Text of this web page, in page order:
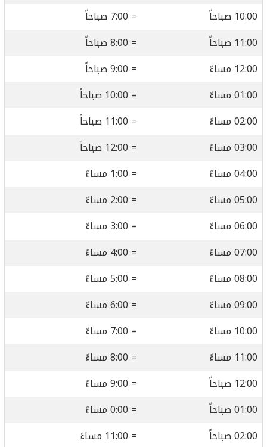
10:00 صباحاً
= 7:00 صباحاً
11:00 صباحاً
= 8:00 صباحاً
12:00 مساءً
= 9:00 صباحاً
01:00 مساءً
= 10:00 صباحاً
02:00 مساءً
= 11:00 صباحاً
03:00 مساءً
= 12:00 صباحاً
04:00 مساءً
= 1:00 مساءً
05:00 مساءً
= 2:00 مساءً
06:00 مساءً
= 3:00 مساءً
07:00 مساءً
= 4:00 مساءً
08:00 مساءً
= 5:00 مساءً
09:00 مساءً
= 6:00 مساءً
10:00 مساءً
= 7:00 مساءً
11:00 مساءً
= 8:00 مساءً
12:00 صباحاً
= 9:00 مساءً
01:00 صباحاً
= 0:00 مساءً
02:00 صباحاً
= 11:00 مساءً